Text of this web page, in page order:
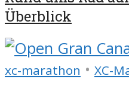
Überblick
xc-marathon • XC-